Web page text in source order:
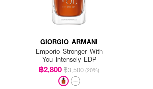
GIORGIO ARMANI
Emporio Stronger With
You Intensely EDP
฿2,800฿3,500 (20%)